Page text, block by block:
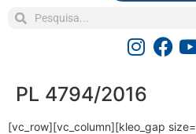
PL 4794/2016
[vc_row][vc_column][kleo_gap